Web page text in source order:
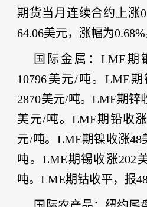
期货当月连续合约上涨
64.06美元，涨幅为0.68%
国际金属 ：LME期
10796美元/吨。LME
2870美元/吨。LME期锌
美元/吨。LME期铅收
元/吨。LME期镍收涨48
吨。LME期锡收涨202
吨。LME期钴收平，报